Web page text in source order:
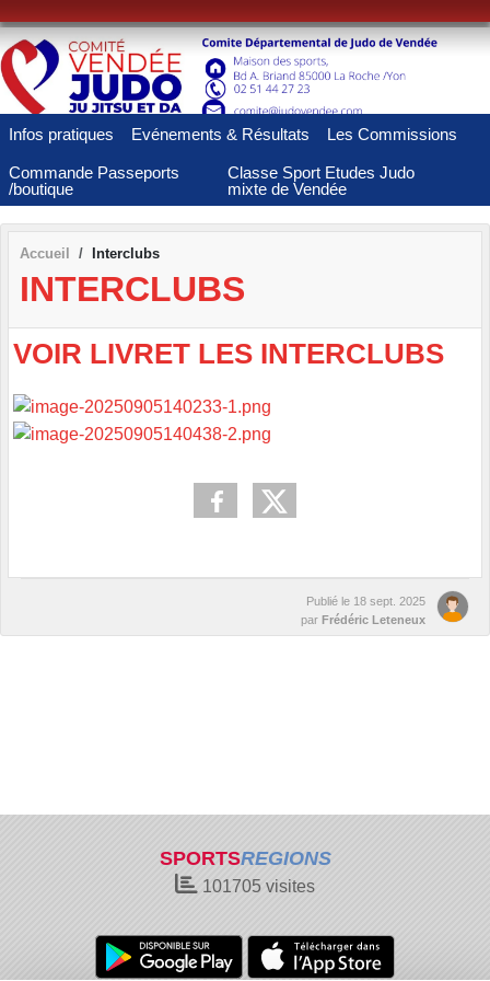
Infos pratiques Evénements & Résultats Les Commissions
Commande Passeports
/boutique
Classe Sport Etudes Judo
mixte de Vendée
Accueil Interclubs
INTERCLUBS
VOIR LIVRET LES INTERCLUBS
Publié le 18 sept. 2025
par Frédéric Leteneux
SPORTSREGIONS
101705 visites